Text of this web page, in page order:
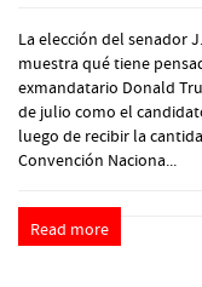
La elección del senador
muestra qué tiene
exmandatario Donald
de julio como el
luego de recibir la
Convención Naciona...
Read more